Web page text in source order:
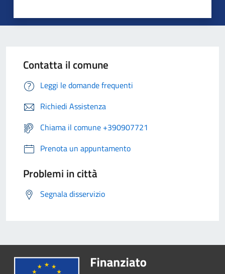
Contatta il comune
Leggi le domande frequenti
Richiedi Assistenza
Chiama il comune +390907721
Prenota un appuntamento
Problemi in città
Segnala disservizio